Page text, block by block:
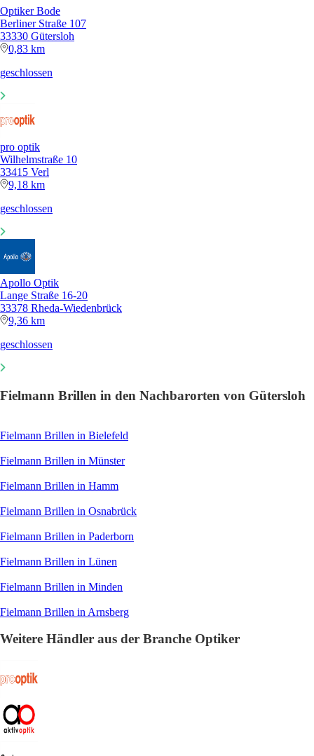
Optiker Bode
Berliner Straße 107
33330 Gütersloh
0,83 km
geschlossen
pro optik
Wilhelmstraße 10
33415 Verl
9,18 km
geschlossen
Apollo Optik
Lange Straße 16-20
33378 Rheda-Wiedenbrück
9,36 km
geschlossen
Fielmann Brillen in den Nachbarorten von Gütersloh
Fielmann Brillen in Bielefeld
Fielmann Brillen in Münster
Fielmann Brillen in Hamm
Fielmann Brillen in Osnabrück
Fielmann Brillen in Paderborn
Fielmann Brillen in Lünen
Fielmann Brillen in Minden
Fielmann Brillen in Arnsberg
Weitere Händler aus der Branche Optiker